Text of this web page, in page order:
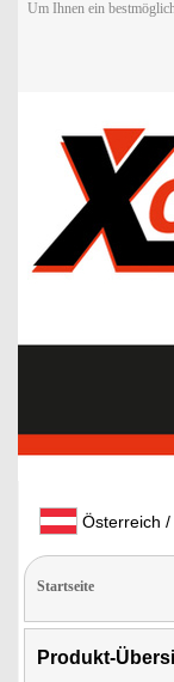
Um Ihnen ein
Österreich /
Startseite
Produkt-